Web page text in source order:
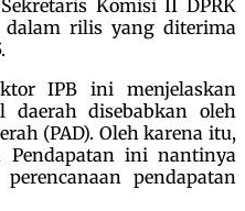
Komisi II DPRK
dalam rilis yang diterima
IPB ini menjelaskan
daerah disebabkan oleh
(PAD). Oleh karena itu,
Pendapatan ini nantinya
pendapatan